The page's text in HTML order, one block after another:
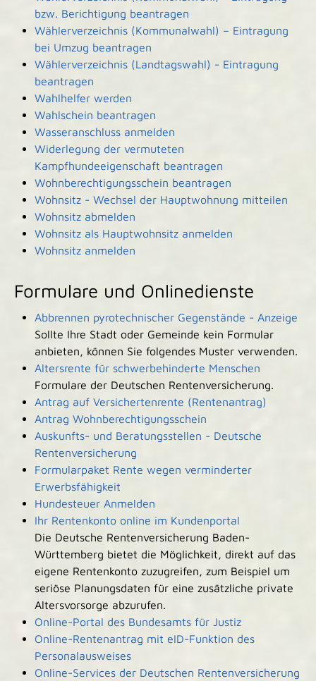
bzw. Berichtigung beantragen
Wählerverzeichnis (Kommunalwahl) – Eintragung
bei Umzug beantragen
Wählerverzeichnis (Landtagswahl) - Eintragung
beantragen
Wahlhelfer werden
Wahlschein beantragen
Wasseranschluss anmelden
Widerlegung der vermuteten
Kampfhundeeigenschaft beantragen
Wohnberechtigungsschein beantragen
Wohnsitz - Wechsel der Hauptwohnung mitteilen
Wohnsitz abmelden
Wohnsitz als Hauptwohnsitz anmelden
Wohnsitz anmelden
Formulare und Onlinedienste
Abbrennen pyrotechnischer Gegenstände - Anzeige
Sollte Ihre Stadt oder Gemeinde kein Formular
anbieten, können Sie folgendes Muster verwenden.
Altersrente für schwerbehinderte Menschen
Formulare der Deutschen Rentenversicherung.
Antrag auf Versichertenrente (Rentenantrag)
Antrag Wohnberechtigungsschein
Auskunfts- und Beratungsstellen - Deutsche
Rentenversicherung
Formularpaket Rente wegen verminderter
Erwerbsfähigkeit
Hundesteuer Anmelden
Ihr Rentenkonto online im Kundenportal
Die Deutsche Rentenversicherung Baden-
Württemberg bietet die Möglichkeit, direkt auf das
eigene Rentenkonto zuzugreifen, zum Beispiel um
seriöse Planungsdaten für eine zusätzliche private
Altersvorsorge abzurufen.
Online-Portal des Bundesamts für Justiz
Online-Rentenantrag mit eID-Funktion des
Personalausweises
Online-Services der Deutschen Rentenversicherung